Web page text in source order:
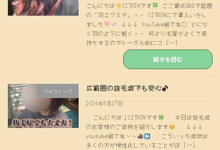
こんにちは CITRINです
ここ最近SNSで話題
の「羽エクステ」・・ CITRINにて導入いたし
ました
↓↓↓ YouTube観てね♡ とにか
く羽のように軽く・・ 何より毛質がよくて長
持ちするのでトータル的にコ […]
続きを読む
フルウィッグ 広範囲の抜毛症でも安心♪
2024年8月17日
こんにちは！CITRINです
本日は抜毛症
のお客様のご症例を紹介します
↓↓↓
youtube観てね〜〜
こういった症状は
多くの方が慢性化していることがほ […]